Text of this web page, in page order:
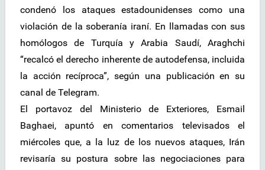
condenó los ataques estadounidenses como una
violación de la soberanía iraní. En llamadas con sus
homólogos de Turquía y Arabia Saudí, Araghchi
“recalcó el derecho inherente de autodefensa, incluida
la acción recíproca”, según una publicación en su
canal de Telegram.
El portavoz del Ministerio de Exteriores, Esmail
Baghaei, apuntó en comentarios televisados el
miércoles que, a la luz de los nuevos ataques, Irán
revisaría su postura sobre las negociaciones para